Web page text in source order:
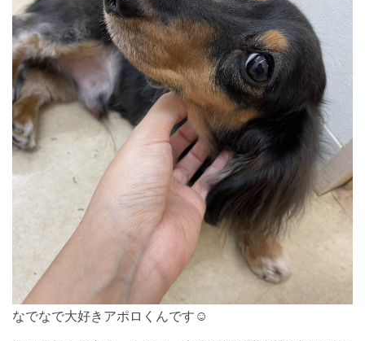
なでなで大好きアポロくんです☺︎